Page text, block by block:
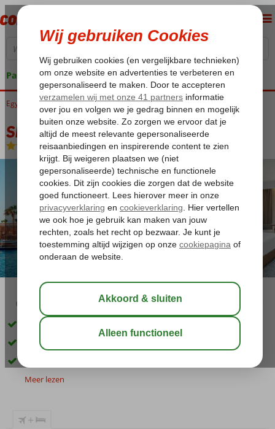
Pakketgarantie
Home
Egypte Rode Zee Hurghada Soma Bay Sheraton Soma Bay
Sheraton Soma Bay
All Inclusive-Hotel
04:50 aug 34°C
Rustig gelegen en direct aan het zandstrand
Tal van activiteiten voor jong en oud
Meer lezen
+